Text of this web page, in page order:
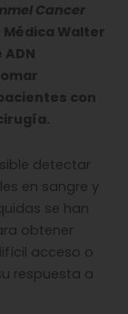
Cancer
Walter
con
detectar
en sangre y
se han
obtener
acceso o
respuesta a